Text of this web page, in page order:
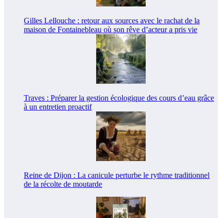
Gilles Lellouche : retour aux sources avec le rachat de la
maison de Fontainebleau où son rêve d’acteur a pris vie
Traves : Préparer la gestion écologique des cours d’eau grâce
à un entretien proactif
Reine de Dijon : La canicule perturbe le rythme traditionnel
de la récolte de moutarde